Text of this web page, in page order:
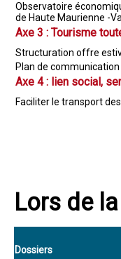
Observatoire
de Haute Maurienne -
Axe 3 : Tourisme
Structuration offre
Plan de
Axe 4 : lien social,
Faciliter le transport
Lors de
Dossiers